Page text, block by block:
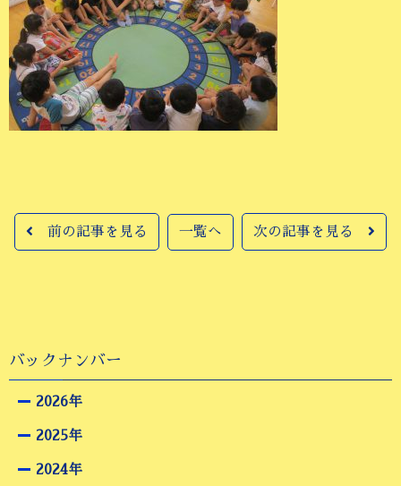
前の記事を見る 一覧へ 次の記事を見る
バックナンバー
2026年
2025年
2024年